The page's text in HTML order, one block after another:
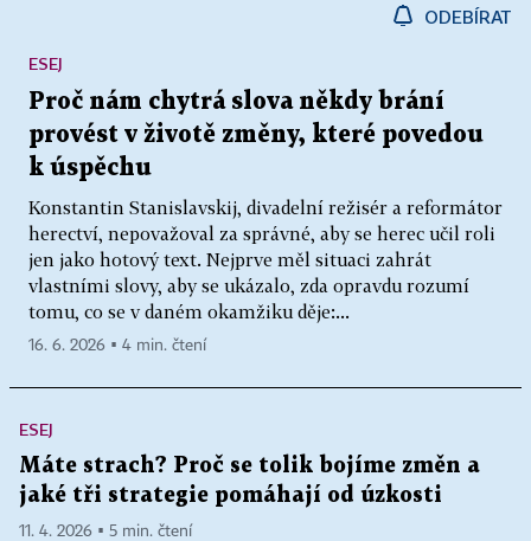
ODEBÍRAT
Proč nám chytrá slova někdy brání
provést v životě změny, které povedou
k úspěchu
Konstantin Stanislavskij, divadelní režisér a reformátor
herectví, nepovažoval za správné, aby se herec učil roli
jen jako hotový text. Nejprve měl situaci zahrát
vlastními slovy, aby se ukázalo, zda opravdu rozumí
tomu, co se v daném okamžiku děje:...
ESEJ
16. 6. 2026 ▪ 4 min. čtení
ESEJ
Máte strach? Proč se tolik bojíme změn a
jaké tři strategie pomáhají od úzkosti
11. 4. 2026 ▪ 5 min. čtení